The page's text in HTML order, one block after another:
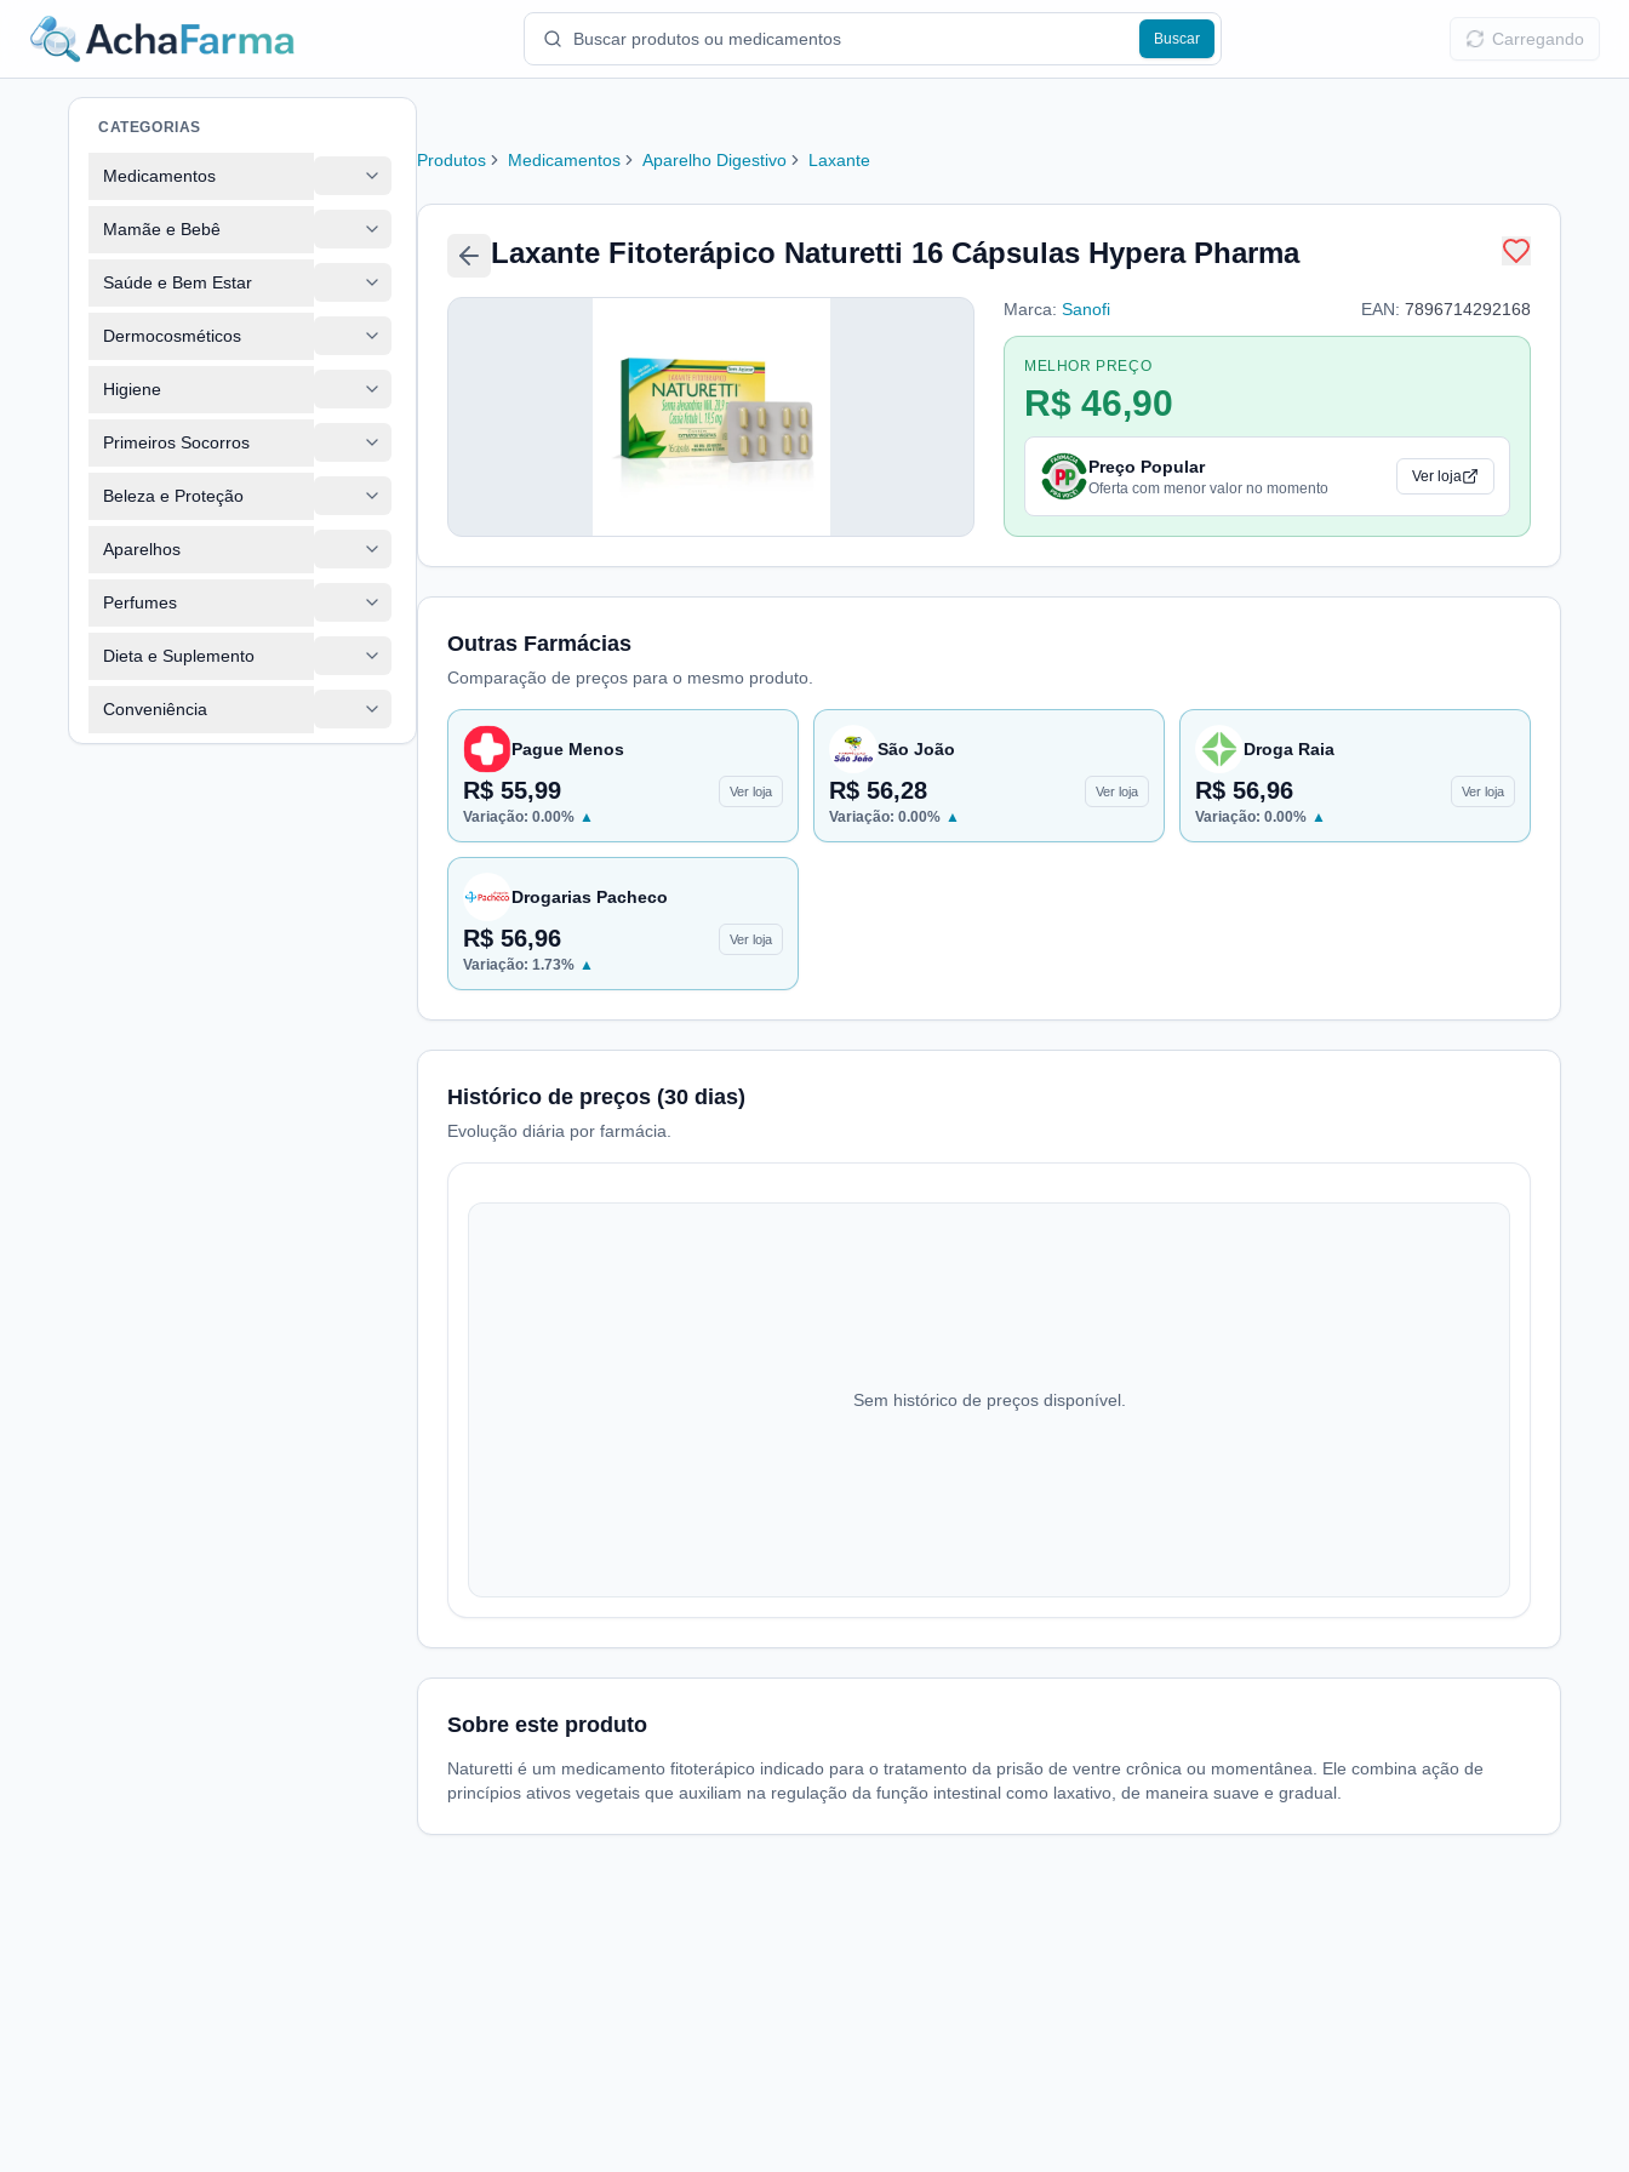
Buscar Carregando
CATEGORIAS
Medicamentos
Mamãe e Bebê
Saúde e Bem Estar
Dermocosméticos
Higiene
Primeiros Socorros
Beleza e Proteção
Aparelhos
Perfumes
Dieta e Suplemento
Conveniência
Produtos Medicamentos Aparelho Digestivo Laxante
Laxante Fitoterápico Naturetti 16 Cápsulas Hypera Pharma
Marca: Sanofi EAN: 7896714292168
MELHOR PREÇO
R$ 46,90
Preço Popular
Oferta com menor valor no momento
Ver loja
Outras Farmácias
Comparação de preços para o mesmo produto.
Pague Menos
R$ 55,99 Ver loja
Variação: 0.00% ▲
São João
R$ 56,28 Ver loja
Variação: 0.00% ▲
Droga Raia
R$ 56,96 Ver loja
Variação: 0.00% ▲
Drogarias Pacheco
R$ 56,96 Ver loja
Variação: 1.73% ▲
Histórico de preços (30 dias)
Evolução diária por farmácia.
Sem histórico de preços disponível.
Sobre este produto
Naturetti é um medicamento fitoterápico indicado para o tratamento da prisão de ventre crônica ou momentânea. Ele combina ação de
princípios ativos vegetais que auxiliam na regulação da função intestinal como laxativo, de maneira suave e gradual.